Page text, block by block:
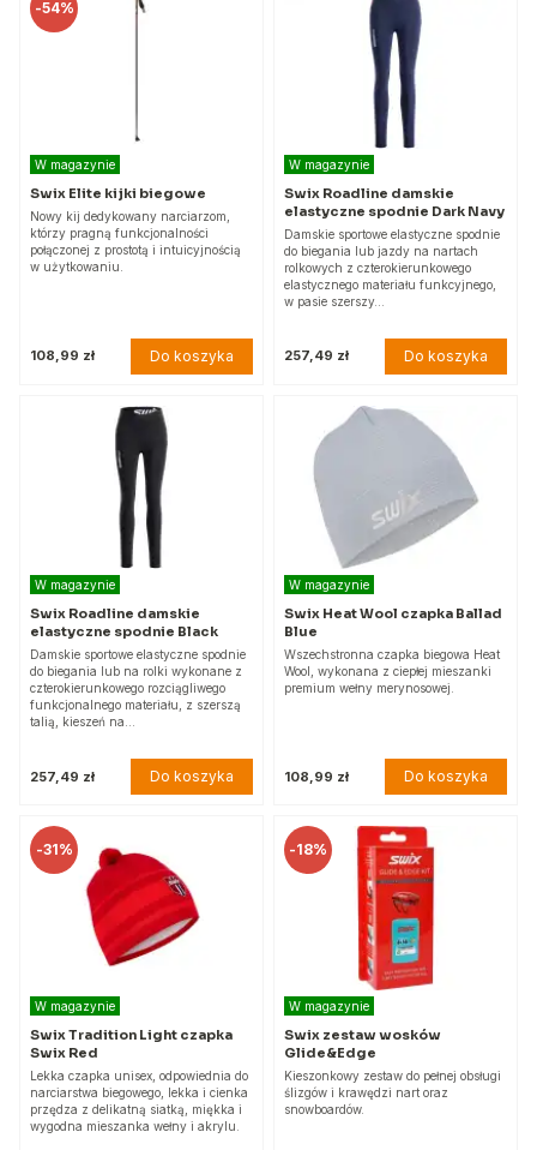
-54%
W magazynie
Swix Elite kijki biegowe
Nowy kij dedykowany narciarzom,
którzy pragną funkcjonalności
połączonej z prostotą i intuicyjnością
w użytkowaniu.
108,99 zł Do koszyka
W magazynie
Swix Roadline damskie
elastyczne spodnie Dark Navy
Damskie sportowe elastyczne spodnie
do biegania lub jazdy na nartach
rolkowych z czterokierunkowego
elastycznego materiału funkcyjnego,
w pasie szerszy…
257,49 zł Do koszyka
W magazynie
Swix Roadline damskie
elastyczne spodnie Black
Damskie sportowe elastyczne spodnie
do biegania lub na rolki wykonane z
czterokierunkowego rozciągliwego
funkcjonalnego materiału, z szerszą
talią, kieszeń na…
257,49 zł Do koszyka
W magazynie
Swix Heat Wool czapka Ballad
Blue
Wszechstronna czapka biegowa Heat
Wool, wykonana z ciepłej mieszanki
premium wełny merynosowej.
108,99 zł Do koszyka
-31%
W magazynie
Swix Tradition Light czapka
Swix Red
Lekka czapka unisex, odpowiednia do
narciarstwa biegowego, lekka i cienka
przędza z delikatną siatką, miękka i
wygodna mieszanka wełny i akrylu.
-18%
W magazynie
Swix zestaw wosków
Glide&Edge
Kieszonkowy zestaw do pełnej obsługi
ślizgów i krawędzi nart oraz
snowboardów.